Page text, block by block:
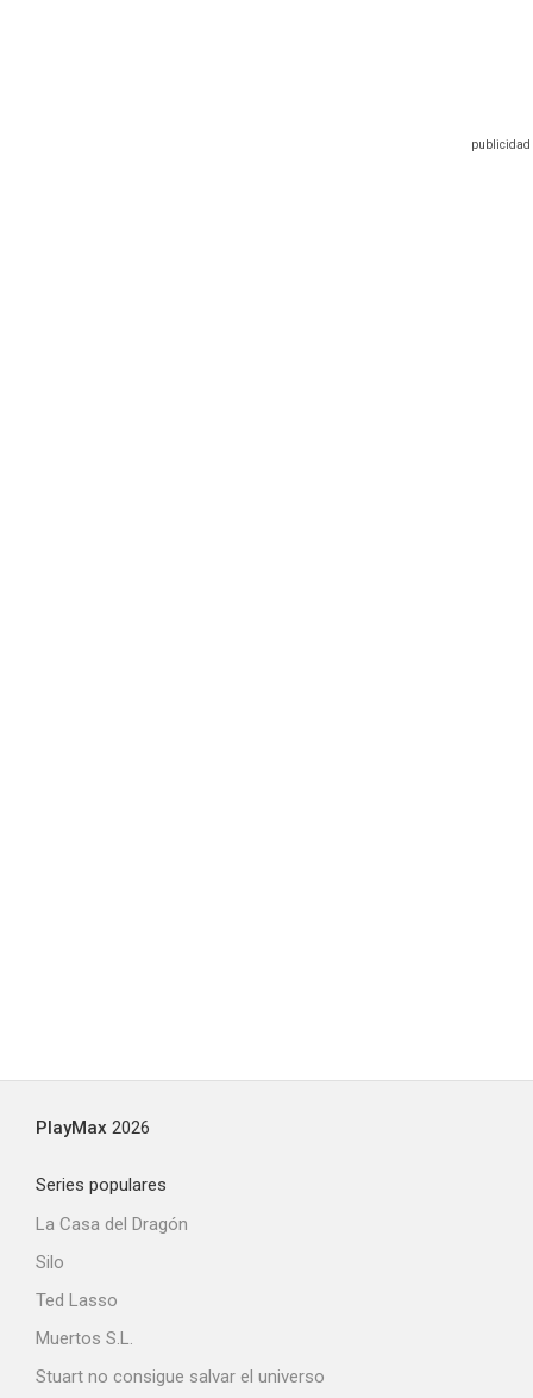
PlayMax 2026
Series populares
La Casa del Dragón
Silo
Ted Lasso
Muertos S.L.
Stuart no consigue salvar el universo